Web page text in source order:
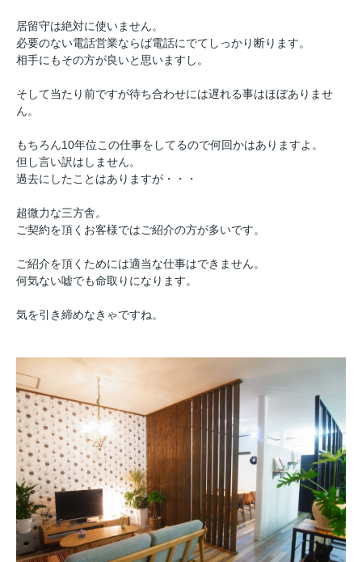
居留守は絶対に使いません。
必要のない電話営業ならば電話にでてしっかり断ります。
相手にもその方が良いと思いますし。
そして当たり前ですが待ち合わせには遅れる事はほぼありませ
ん。
もちろん10年位この仕事をしてるので何回かはありますよ。
但し言い訳はしません。
過去にしたことはありますが・・・
超微力な三方舎。
ご契約を頂くお客様ではご紹介の方が多いです。
ご紹介を頂くためには適当な仕事はできません。
何気ない嘘でも命取りになります。
気を引き締めなきゃですね。